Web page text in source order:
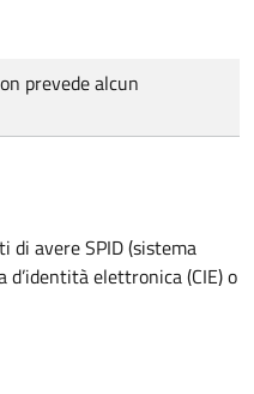
prevede alcun
di avere SPID (sistema
elettronica (CIE) o